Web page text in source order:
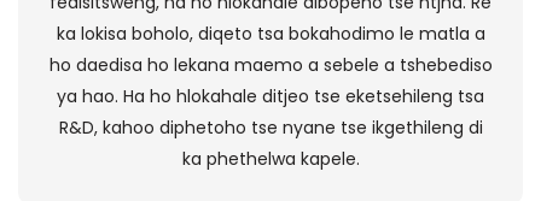
ka lokisa boholo, diqeto tsa bokahodimo le matla a
ho daedisa ho lekana maemo a sebele a tshebediso
ya hao. Ha ho hlokahale ditjeo tse eketsehileng tsa
R&D, kahoo diphetoho tse nyane tse ikgethileng di
ka phethelwa kapele.